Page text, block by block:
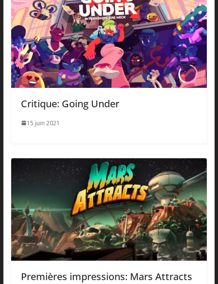
Critique: Going Under
15 juin 2021
Premières impressions: Mars Attracts